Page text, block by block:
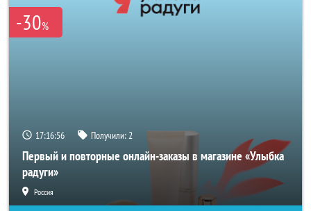
-30%
17:16:55 Получили:2
Первый и повторные онлайн-заказы в магазине «Улыбка
радуги»
Россия